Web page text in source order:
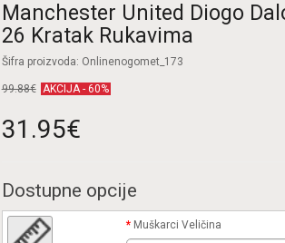
Manchester United Diogo
26 Kratak Rukavima
Šifra proizvoda: Onlinenogomet_173
99.88€ AKCIJA - 60%
31.95€
Dostupne opcije
Muškarci Veličina